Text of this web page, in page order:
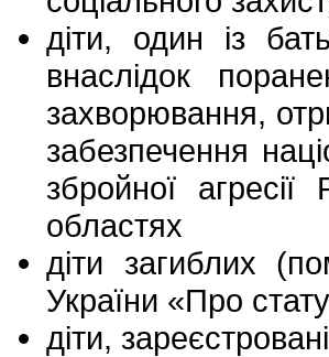
діти, один із
внаслідок
захворювання,
забезпечення
збройної агресії
областях
діти загиблих
України «Про
діти,